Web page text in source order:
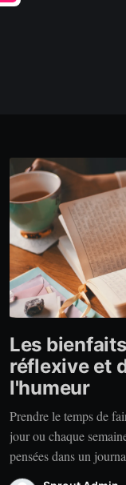
Les
réflexive et
l'humeur
Prendre le temps de
jour ou chaque
pensées dans un
bénéfices. Alors,